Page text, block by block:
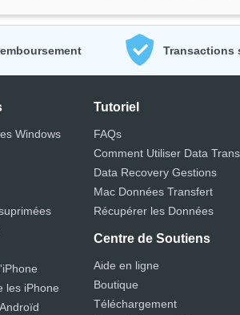
Transactions
Windows
les iPhone
Tutoriel
FAQs
Comment Utiliser Data
Data Recovery Gestions
Mac Données Transfert
Récupérer les Données
Centre de Soutiens
Aide en ligne
Boutique
Téléchargement